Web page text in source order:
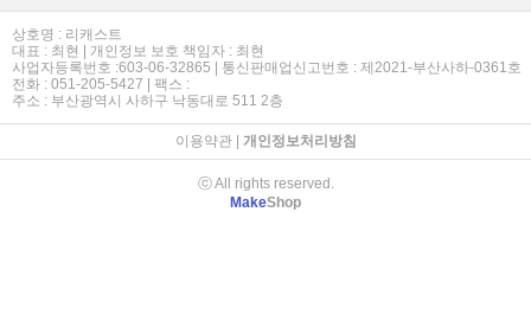
상호명 : 리캐스트
대표 : 최현 | 개인정보 보호 책임자 : 최현
사업자등록번호 :603-06-32865 | 통신판매업신고번호 : 제2021-부산사하-0361호
전화 : 051-205-5427 | 팩스 :
주소 : 부산광역시 사하구 낙동대로 511 2층
이용약관| 개인정보처리방침
ⓒ All rights reserved.
MakeShop